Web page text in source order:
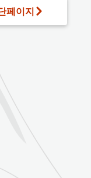
페이지